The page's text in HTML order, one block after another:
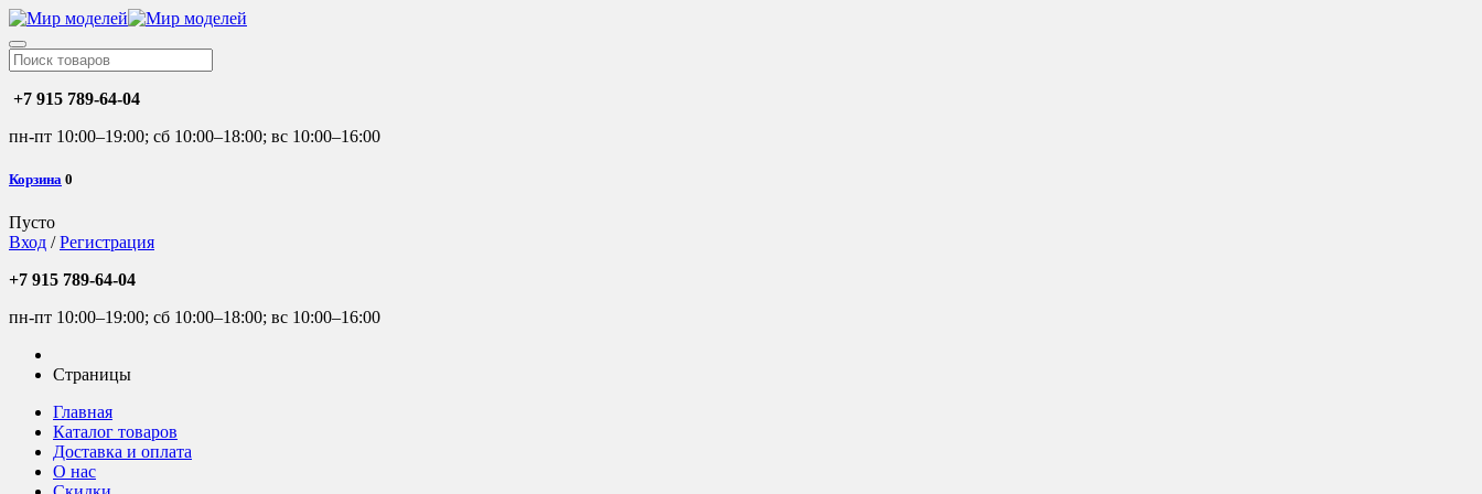
+7 915 789-64-04
пн-пт 10:00–19:00; сб 10:00–18:00; вс 10:00–16:00
Корзина 0
Пусто
Вход /Регистрация
+7 915 789-64-04
пн-пт 10:00–19:00; сб 10:00–18:00; вс 10:00–16:00
Страницы
Главная
Каталог товаров
Доставка и оплата
О нас